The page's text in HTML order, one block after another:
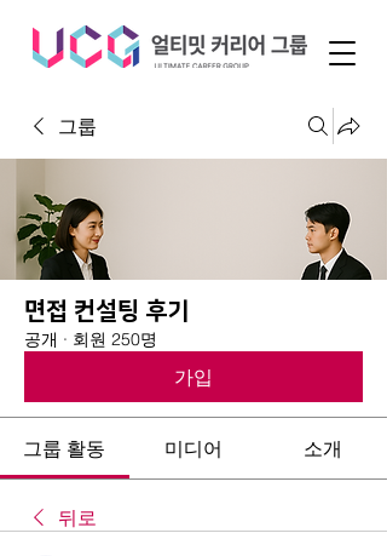
그룹
면접 컨설팅 후기
공개 · 회원 250명
가입
그룹 활동 미디어 소개
뒤로